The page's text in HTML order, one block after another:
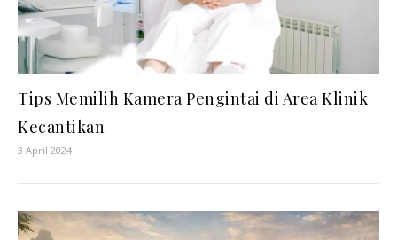
Tips Memilih Kamera Pengintai di Area Klinik
Kecantikan
3 April 2024